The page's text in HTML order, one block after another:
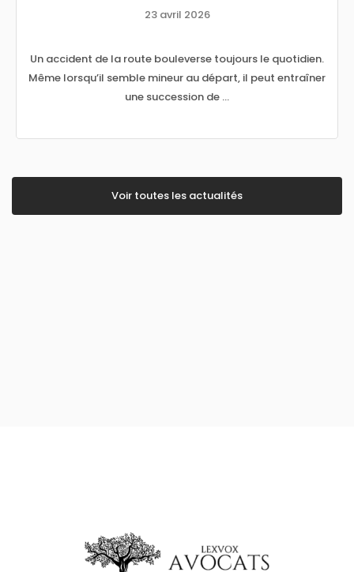
23 avril 2026
Un accident de la route bouleverse toujours le quotidien.
Même lorsqu’il semble mineur au départ, il peut entraîner
une succession de ...
Voir toutes les actualités